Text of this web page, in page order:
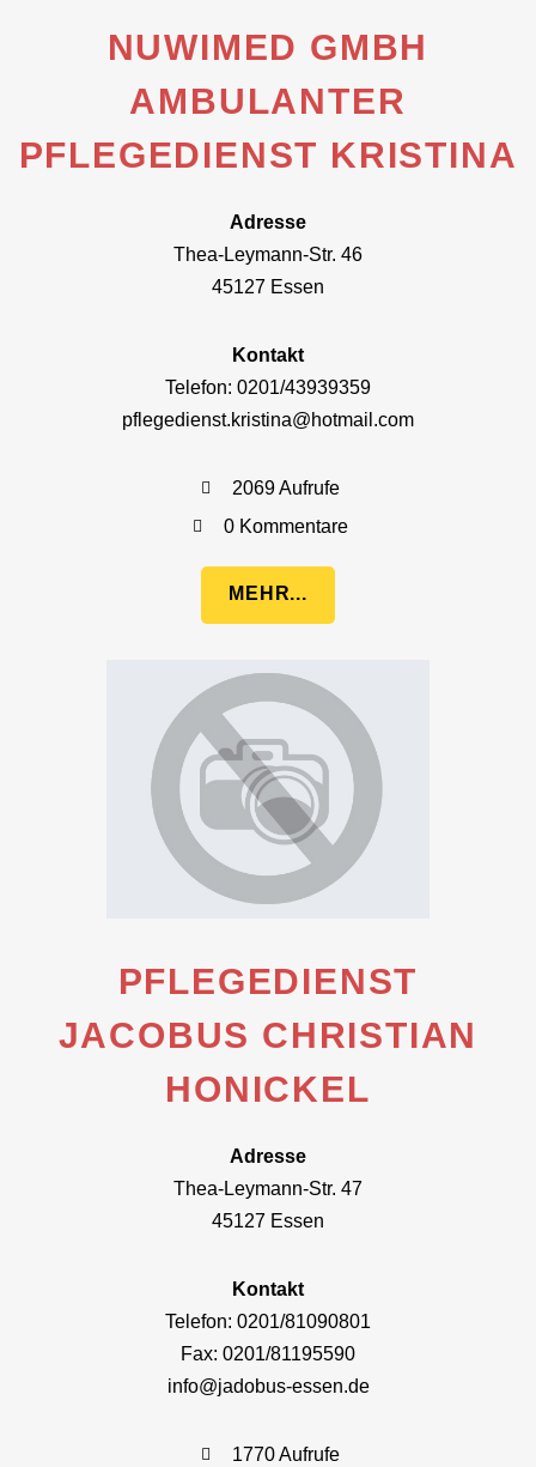
NUWIMED GMBH
AMBULANTER
PFLEGEDIENST KRISTINA
Adresse
Thea-Leymann-Str. 46
45127 Essen
Kontakt
Telefon: 0201/43939359
pflegedienst.kristina@hotmail.com
2069 Aufrufe
0 Kommentare
MEHR...
PFLEGEDIENST
JACOBUS CHRISTIAN
HONICKEL
Adresse
Thea-Leymann-Str. 47
45127 Essen
Kontakt
Telefon: 0201/81090801
Fax: 0201/81195590
info@jadobus-essen.de
1770 Aufrufe